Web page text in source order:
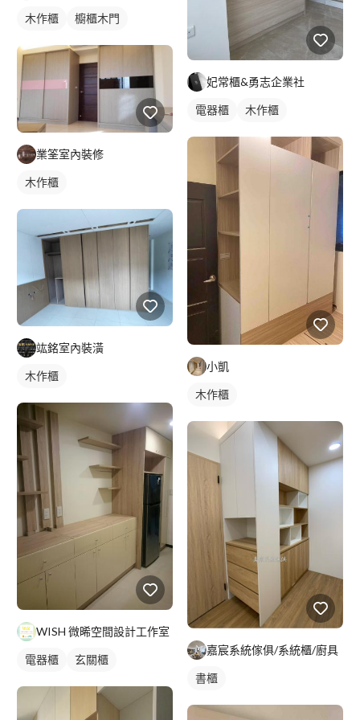
木作櫃 櫥櫃木門
業筌室內裝修
木作櫃
竑銘室內裝潢
木作櫃
WISH 微晞空間設計工作室
電器櫃 玄關櫃
妃常櫃&勇志企業社
電器櫃 木作櫃
小凱
木作櫃
嘉宸系統傢俱/系統櫃/廚具
書櫃